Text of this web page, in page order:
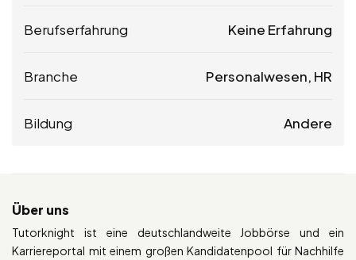
Berufserfahrung Keine Erfahrung
Branche Personalwesen, HR
Bildung Andere
Über uns
Tutorknight ist eine deutschlandweite Jobbörse und ein
Karriereportal mit einem großen Kandidatenpool für Nachhilfe